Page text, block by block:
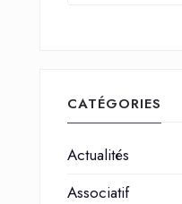
CATÉGORIES
Actualités
Associatif